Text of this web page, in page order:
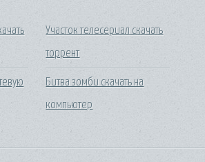
Участок телесериал скачать
торрент
Битва зомби скачать на
компьютер